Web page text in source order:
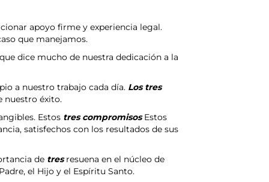
apoyo firme y experiencia legal.
que manejamos.
dice mucho de nuestra dedicación a la
a nuestro trabajo cada día. Los tres
nuestro éxito.
Estos tres compromisosEstos
satisfechos con los resultados de sus
de tresresuena en el núcleo de
el Hijo y el Espíritu Santo.